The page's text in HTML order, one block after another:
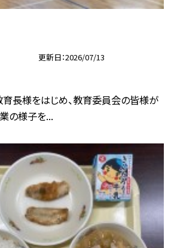
更新日 2026/07/13
育長様をはじめ、教育委員会の皆様が
の様子を...